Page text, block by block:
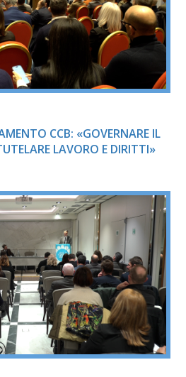
CCB: «GOVERNARE IL
LAVORO E DIRITTI»